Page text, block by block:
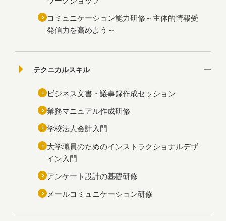
コミュニケーション能力研修～主体的情報受
発信力を高めよう～
テクニカルスキル
ビジネス文書・議事録作成セッション
業務マニュアル作成研修
学校法人会計入門
大学職員のためのインストラクショナルデザ
イン入門
アンケート設計の基礎研修
メールコミュニケーション研修